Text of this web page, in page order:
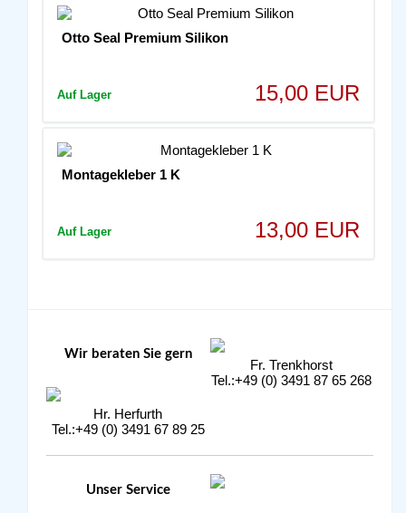
Otto Seal Premium Silikon
Auf Lager 15,00 EUR
Montagekleber 1 K
Auf Lager 13,00 EUR
Wir beraten Sie gern
Hr. Herfurth
Tel.:+49 (0) 3491 67 89 25
Fr. Trenkhorst
Tel.:+49 (0) 3491 87 65 268
Unser Service